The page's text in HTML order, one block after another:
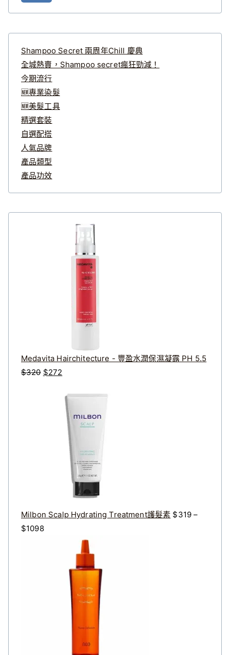
Shampoo Secret 兩周年Chill 慶典
全城熱賣，Shampoo secret瘋狂勁減！
今期流行
🆕專業染髮
🆕美髮工具
精選套裝
自選配搭
人氣品牌
產品類型
產品功效
Medavita Hairchitecture - 豐盈水潤保濕凝露 PH 5.5
$320 原
$272
價
格
：
Milbon Scalp Hydrating Treatment護髮素 $319 –
$1098價